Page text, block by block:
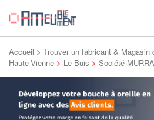
Accueil > Trouver un fabricant & Magasin
Haute-Vienne > Le-Buis > Société